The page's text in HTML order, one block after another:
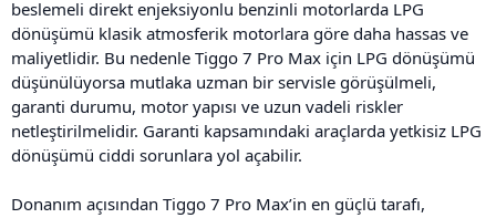
beslemeli direkt enjeksiyonlu benzinli motorlarda LPG
dönüşümü klasik atmosferik motorlara göre daha hassas ve
maliyetlidir. Bu nedenle Tiggo 7 Pro Max için LPG dönüşümü
düşünülüyorsa mutlaka uzman bir servisle görüşülmeli,
garanti durumu, motor yapısı ve uzun vadeli riskler
netleştirilmelidir. Garanti kapsamındaki araçlarda yetkisiz LPG
dönüşümü ciddi sorunlara yol açabilir.
Donanım açısından Tiggo 7 Pro Max’in en güçlü tarafı,